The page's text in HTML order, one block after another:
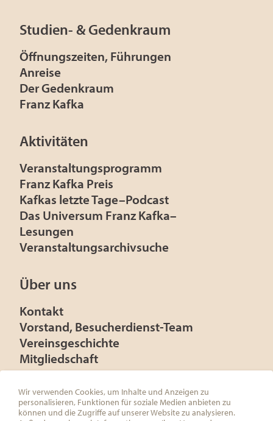
Studien- & Gedenkraum
Öffnungszeiten, Führungen
Anreise
Der Gedenkraum
Franz Kafka
Aktivitäten
Veranstaltungsprogramm
Franz Kafka Preis
Kafkas letzte Tage–Podcast
Das Universum Franz Kafka–
Lesungen
Veranstaltungsarchivsuche
Über uns
Kontakt
Vorstand, Besucherdienst-Team
Vereinsgeschichte
Mitgliedschaft
Presse
Förderer
Wir verwenden Cookies, um Inhalte und Anzeigen zu
personalisieren, Funktionen für soziale Medien anbieten zu
können und die Zugriffe auf unserer Website zu analysieren.